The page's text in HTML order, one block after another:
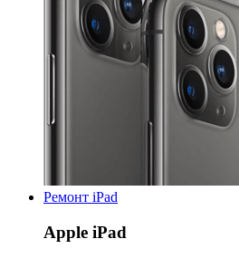
Ремонт iPad
Apple iPad